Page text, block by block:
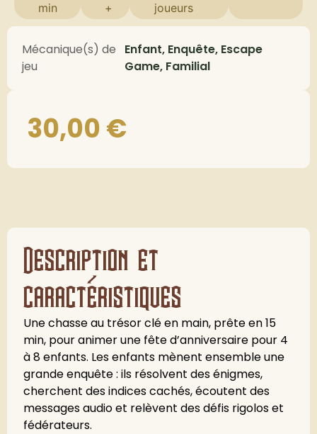
min
+
joueurs
Mécanique(s) de
jeu
Enfant, Enquête, Escape
Game, Familial
30,00€
Description et
caractéristiques
Une chasse au trésor clé en main, prête en 15
min, pour animer une fête d’anniversaire pour 4
à 8 enfants. Les enfants mènent ensemble une
grande enquête : ils résolvent des énigmes,
cherchent des indices cachés, écoutent des
messages audio et relèvent des défis rigolos et
fédérateurs.